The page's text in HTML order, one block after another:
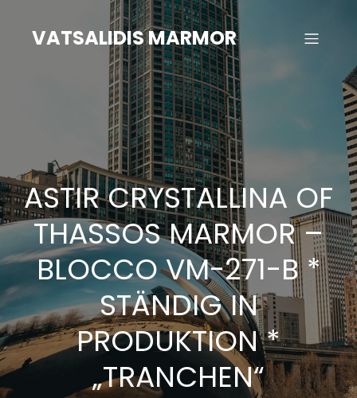
springenVATSALIDIS MARMOR
ASTIR CRYSTALLINA OF
THASSOS MARMOR –
BLOCCO VM-271-B *
STÄNDIG IN
PRODUKTION *
„TRANCHEN“